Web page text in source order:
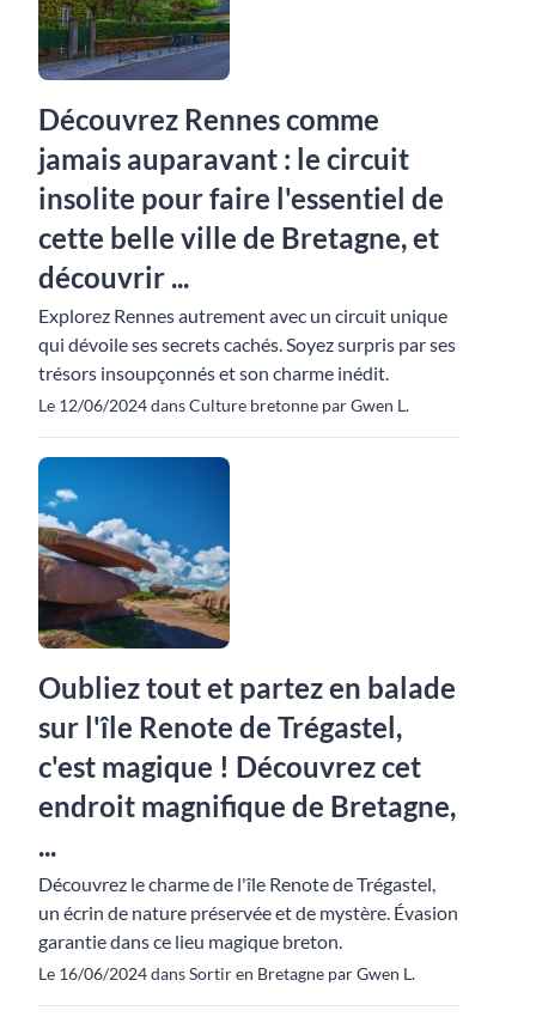
Découvrez Rennes comme
jamais auparavant : le circuit
insolite pour faire l'essentiel de
cette belle ville de Bretagne, et
découvrir ...
Explorez Rennes autrement avec un circuit unique
qui dévoile ses secrets cachés. Soyez surpris par ses
trésors insoupçonnés et son charme inédit.
Le 12/06/2024 dans Culture bretonne par Gwen L.
Oubliez tout et partez en balade
sur l'île Renote de Trégastel,
c'est magique ! Découvrez cet
endroit magnifique de Bretagne,
...
Découvrez le charme de l'île Renote de Trégastel,
un écrin de nature préservée et de mystère. Évasion
garantie dans ce lieu magique breton.
Le 16/06/2024 dans Sortir en Bretagne par Gwen L.